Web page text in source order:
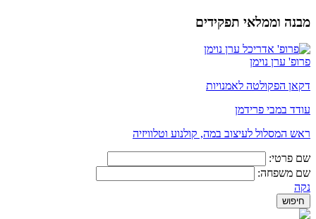
מבנה וממלאי תפקידים
פרופ' ערן נוימן
דקאן הפקולטה לאמנויות
עודד במבי פרידמן
ראש המסלול לעיצוב במה, קולנוע וטלוויזיה
שם פרטי:
שם משפחה:
נקה